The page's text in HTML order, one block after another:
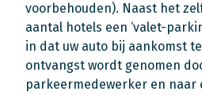
voorbehouden). Naast het
aantal hotels een ‘valet-
in dat uw auto bij aankomst
ontvangst wordt genomen
parkeermedewerker en naar